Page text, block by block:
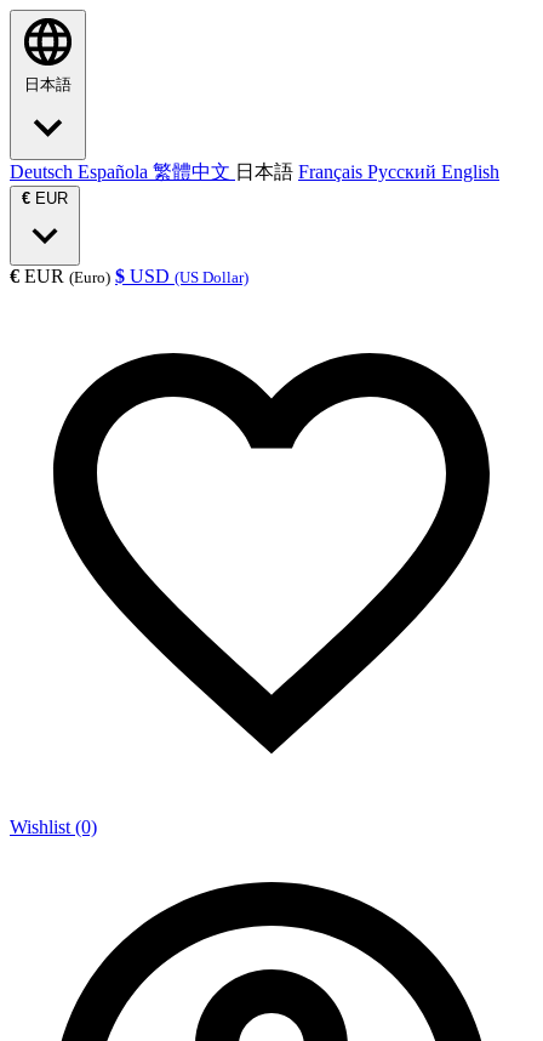
日本語
Deutsch Española 繁體中文 日本語 Français Русский English
€ EUR
€ EUR (Euro) $ USD (US Dollar)
Wishlist (0)